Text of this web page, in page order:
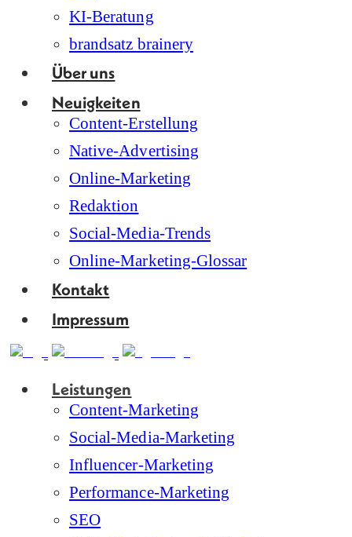
KI-Beratung
brandsatz brainery
Über uns
Neuigkeiten
Content-Erstellung
Native-Advertising
Online-Marketing
Redaktion
Social-Media-Trends
Online-Marketing-Glossar
Kontakt
Impressum
Leistungen
Content-Marketing
Social-Media-Marketing
Influencer-Marketing
Performance-Marketing
SEO